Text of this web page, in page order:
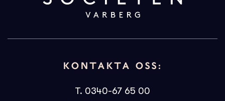
KONTAKTA OSS:
T. 0340-67 65 00